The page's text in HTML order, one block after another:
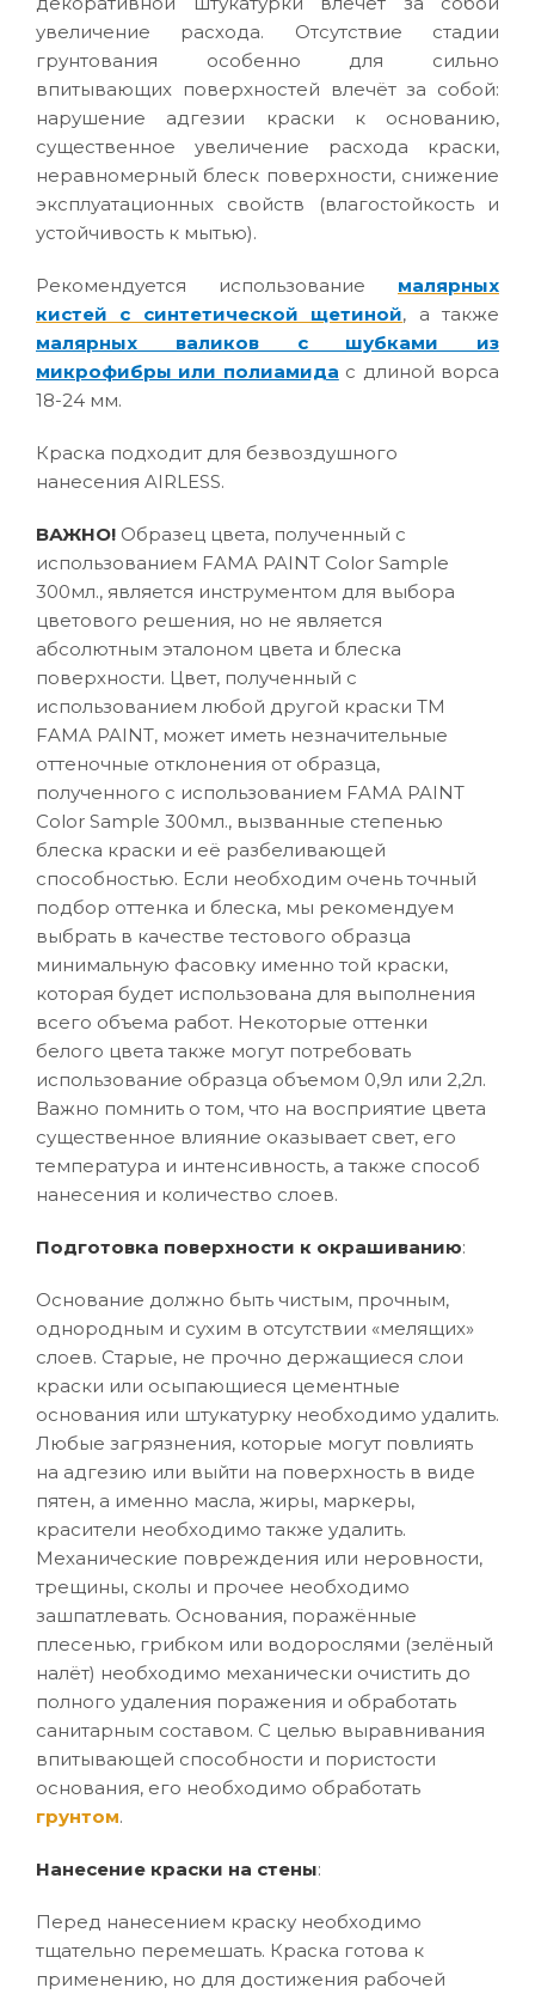
увеличение расхода. Отсутствие стадии
грунтования особенно для сильно
впитывающих поверхностей влечёт за собой:
нарушение адгезии краски к основанию,
существенное увеличение расхода краски,
неравномерный блеск поверхности, снижение
эксплуатационных свойств (влагостойкость и
устойчивость к мытью).
Рекомендуется использование малярных
кистей с синтетической щетиной, а также
малярных валиков с шубками из
микрофибры или полиамида с длиной ворса
18-24 мм.
Краска подходит для безвоздушного
нанесения AIRLESS.
ВАЖНО! Образец цвета, полученный с
использованием FAMA PAINT Color Sample
300мл., является инструментом для выбора
цветового решения, но не является
абсолютным эталоном цвета и блеска
поверхности. Цвет, полученный с
использованием любой другой краски ТМ
FAMA PAINT, может иметь незначительные
оттеночные отклонения от образца,
полученного с использованием FAMA PAINT
Color Sample 300мл., вызванные степенью
блеска краски и её разбеливающей
способностью. Если необходим очень точный
подбор оттенка и блеска, мы рекомендуем
выбрать в качестве тестового образца
минимальную фасовку именно той краски,
которая будет использована для выполнения
всего объема работ. Некоторые оттенки
белого цвета также могут потребовать
использование образца объемом 0,9л или 2,2л.
Важно помнить о том, что на восприятие цвета
существенное влияние оказывает свет, его
температура и интенсивность, а также способ
нанесения и количество слоев.
Подготовка поверхности к окрашиванию:
Основание должно быть чистым, прочным,
однородным и сухим в отсутствии «мелящих»
слоев. Старые, не прочно держащиеся слои
краски или осыпающиеся цементные
основания или штукатурку необходимо удалить.
Любые загрязнения, которые могут повлиять
на адгезию или выйти на поверхность в виде
пятен, а именно масла, жиры, маркеры,
красители необходимо также удалить.
Механические повреждения или неровности,
трещины, сколы и прочее необходимо
зашпатлевать. Основания, поражённые
плесенью, грибком или водорослями (зелёный
налёт) необходимо механически очистить до
полного удаления поражения и обработать
санитарным составом. С целью выравнивания
впитывающей способности и пористости
основания, его необходимо обработать
грунтом.
Нанесение краски на стены:
Перед нанесением краску необходимо
тщательно перемешать. Краска готова к
применению, но для достижения рабочей